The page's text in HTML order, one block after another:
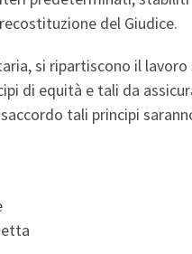
del Giudice.
si ripartiscono il
di equità e tali da
tali principi